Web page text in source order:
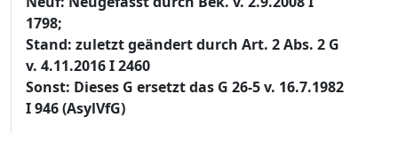
1798;
Stand: zuletzt geändert durch Art. 2 Abs. 2 G
v. 4.11.2016 I 2460
Sonst: Dieses G ersetzt das G 26-5 v. 16.7.1982
I 946 (AsylVfG)